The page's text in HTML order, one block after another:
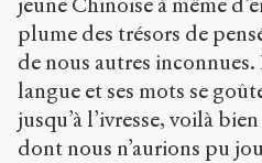
plume des trésors de
de nous autres inconnues.
langue et ses mots se
jusqu’à l’ivresse, voilà
dont nous n’aurions pu